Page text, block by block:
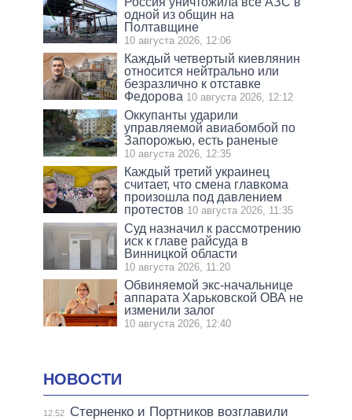
одной из общин на
Полтавщине
10 августа 2026, 12:06
Каждый четвертый киевлянин
относится нейтрально или
безразлично к отставке
Федорова 10 августа 2026, 12:12
Оккупанты ударили
управляемой авиабомбой по
Запорожью, есть раненые
10 августа 2026, 12:35
Каждый третий украинец
считает, что смена главкома
произошла под давлением
протестов 10 августа 2026, 11:35
Суд назначил к рассмотрению
иск к главе райсуда в
Винницкой области
10 августа 2026, 11:20
Обвиняемой экс-начальнице
аппарата Харьковской ОВА не
изменили залог
10 августа 2026, 12:40
НОВОСТИ
12:52
Стерненко и Портников возглавили